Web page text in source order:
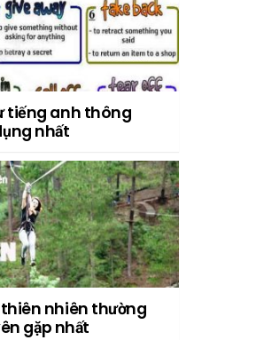
tiếng anh thông
nhất
nhiên thường
gặp nhất